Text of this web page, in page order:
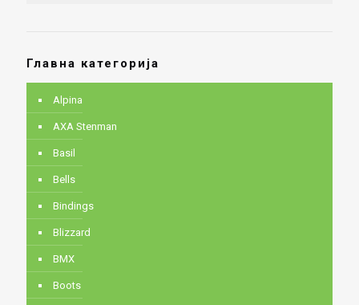
Главна категорија
Alpina
AXA Stenman
Basil
Bells
Bindings
Blizzard
BMX
Boots